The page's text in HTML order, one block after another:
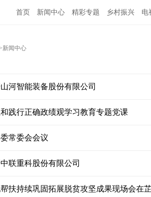
首页 新闻中心 精彩专题 乡村振兴 电
新闻中心
河智能装备股份有限公司
践行正确政绩观学习教育专题党课
常委会会议
联重科股份有限公司
扶持续巩固拓展脱贫攻坚成果现场会在